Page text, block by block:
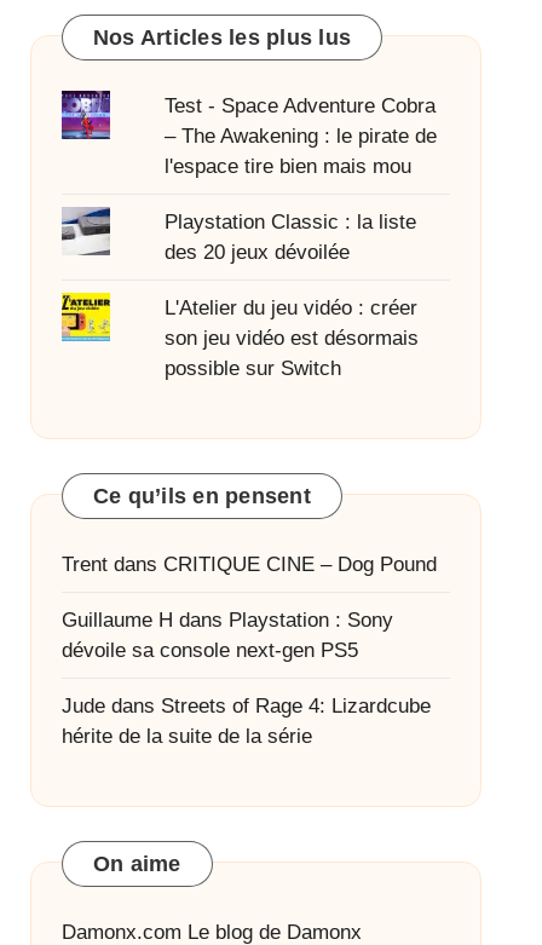
Nos Articles les plus lus
Test - Space Adventure Cobra
– The Awakening : le pirate de
l'espace tire bien mais mou
Playstation Classic : la liste
des 20 jeux dévoilée
L'Atelier du jeu vidéo : créer
son jeu vidéo est désormais
possible sur Switch
Ce qu’ils en pensent
Trentdans CRITIQUE CINE – Dog Pound
Guillaume H dans Playstation : Sony
dévoile sa console next-gen PS5
Judedans Streets of Rage 4: Lizardcube
hérite de la suite de la série
On aime
Damonx.com Le blog de Damonx